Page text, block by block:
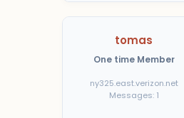
tomas
One time Member
ny325.east.verizon.net
Messages: 1